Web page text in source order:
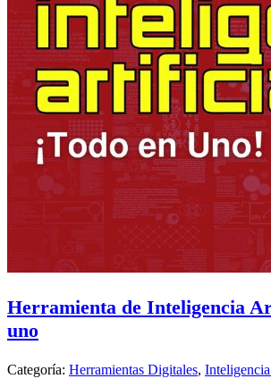
Herramienta de Inteligencia
uno
Categoría: Herramientas Digitales,